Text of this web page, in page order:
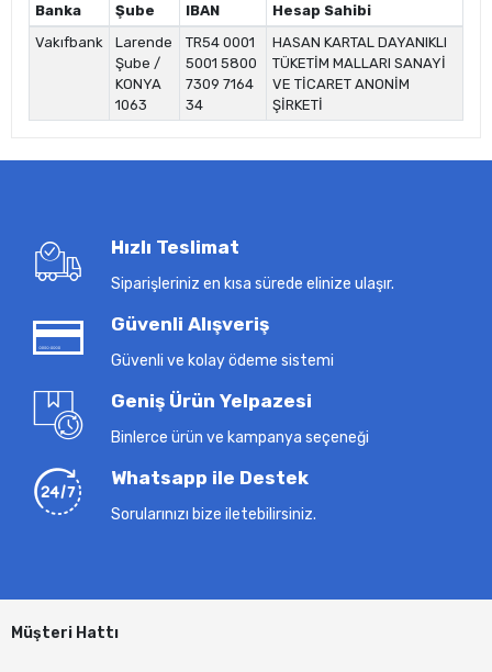
Banka Şube IBAN
Hesap Sahibi
Vakıfbank
Larende
Şube /
KONYA
1063
TR54 0001
5001 5800
7309 7164
34
HASAN KARTAL DAYANIKLI
TÜKETİM MALLARI SANAYİ
VE TİCARET ANONİM
ŞİRKETİ
Hızlı Teslimat
Siparişleriniz en kısa sürede elinize ulaşır.
Güvenli Alışveriş
Güvenli ve kolay ödeme sistemi
Geniş Ürün Yelpazesi
Binlerce ürün ve kampanya seçeneği
Whatsapp ile Destek
Sorularınızı bize iletebilirsiniz.
Müşteri Hattı